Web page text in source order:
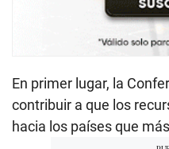
En primer lugar, la
contribuir a que los
hacia los países que